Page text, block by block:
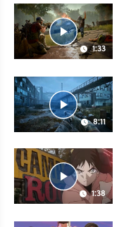
1:33
8:11
1:38